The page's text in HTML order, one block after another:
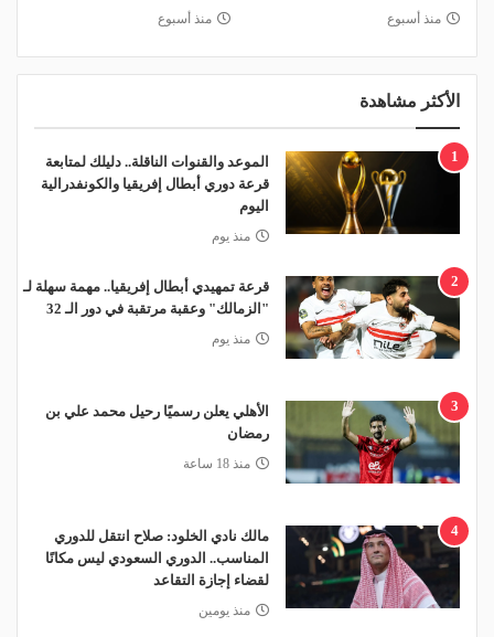
منذ أسبوع منذ أسبوع
الأكثر مشاهدة
1
الموعد والقنوات الناقلة.. دليلك لمتابعة
قرعة دوري أبطال إفريقيا والكونفدرالية
اليوم
منذ يوم
2
قرعة تمهيدي أبطال إفريقيا.. مهمة سهلة لـ
"الزمالك" وعقبة مرتقبة في دور الـ 32
منذ يوم
3
الأهلي يعلن رسميًا رحيل محمد علي بن
رمضان
منذ 18 ساعة
4
مالك نادي الخلود: صلاح انتقل للدوري
المناسب.. الدوري السعودي ليس مكانًا
لقضاء إجازة التقاعد
منذ يومين